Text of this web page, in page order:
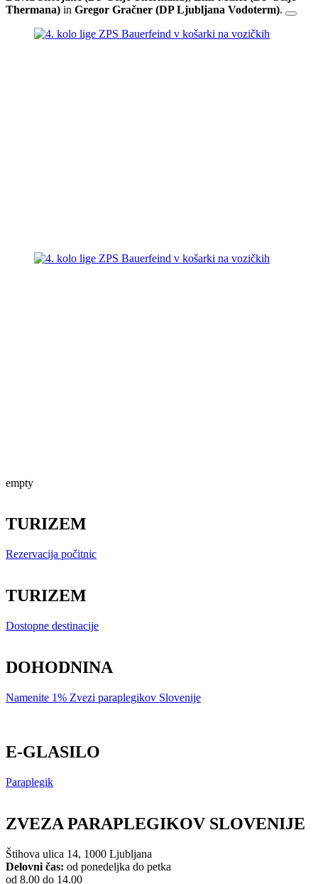
Thermana) in Gregor Gračner (DP Ljubljana Vodoterm).
empty
TURIZEM
Rezervacija počitnic
TURIZEM
Dostopne destinacije
DOHODNINA
Namenite 1% Zvezi paraplegikov Slovenije
E-GLASILO
Paraplegik
ZVEZA PARAPLEGIKOV SLOVENIJE
Štihova ulica 14, 1000 Ljubljana
Delovni čas: od ponedeljka do petka
od 8.00 do 14.00